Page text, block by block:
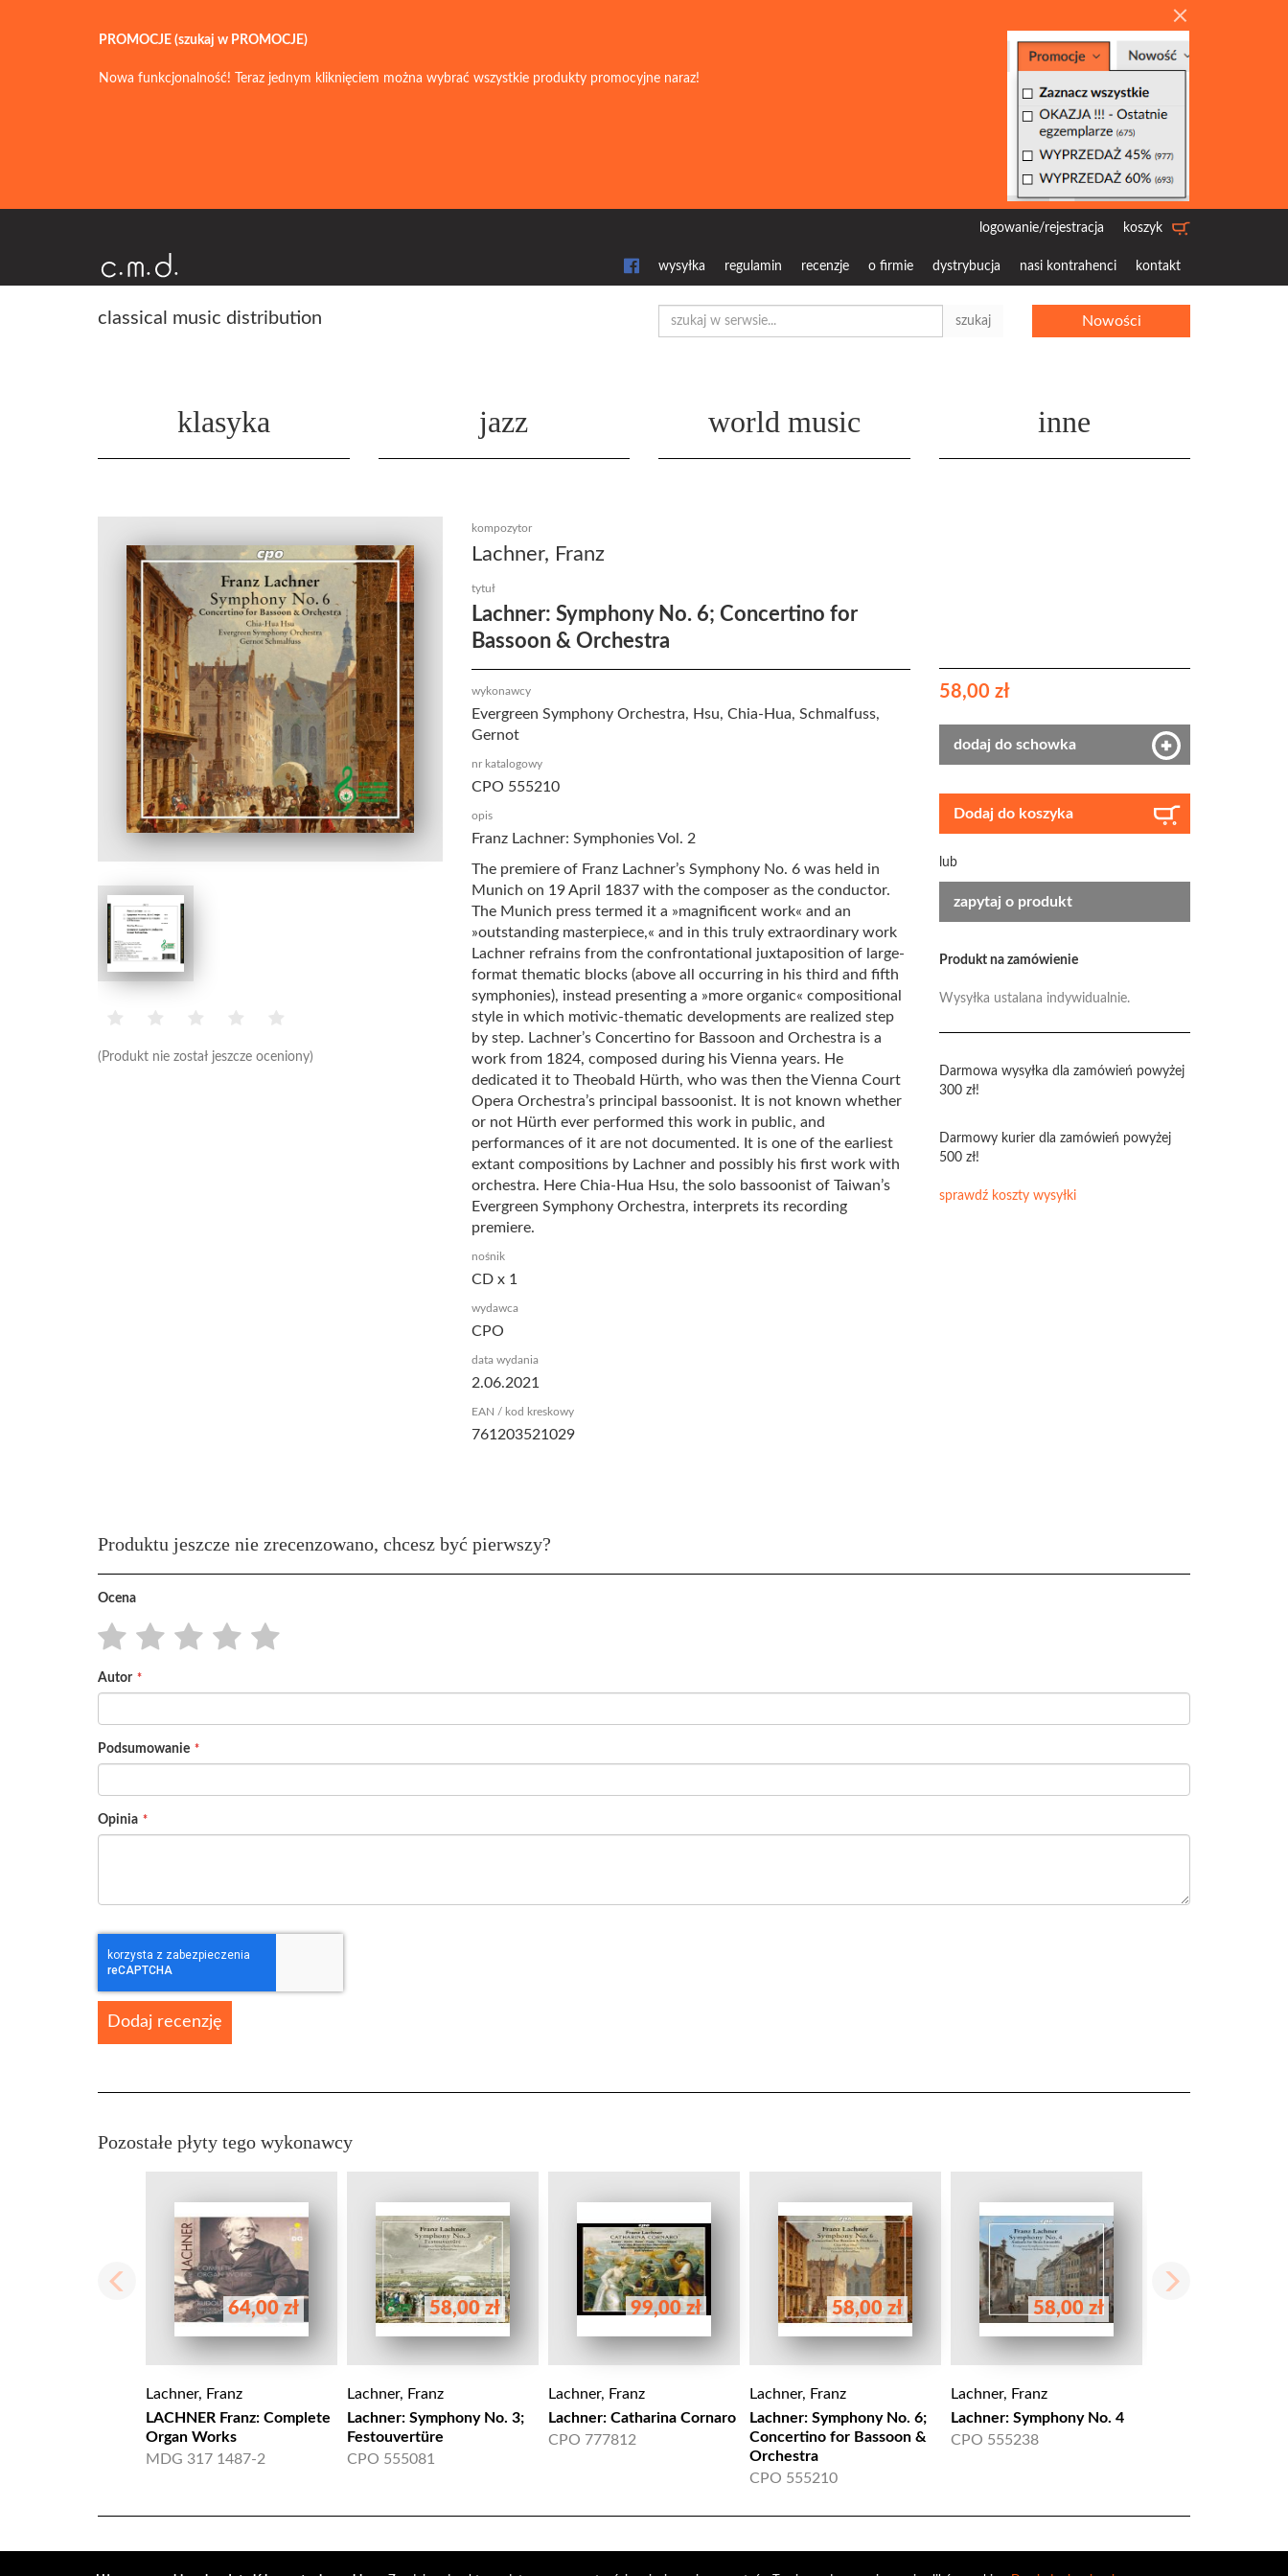
PROMOCJE (szukaj w PROMOCJE)
Nowa funkcjonalność! Teraz jednym kliknięciem można wybrać wszystkie produkty promocyjne naraz!
koszyk
logowanie/rejestracja
wysyłka regulamin recenzje o firmie dystrybucja nasi kontrahenci kontakt
classical music distribution szukaj Nowości
klasyka jazz world music inne
(Produkt nie został jeszcze oceniony)
kompozytor
Lachner, Franz
tytuł
Lachner: Symphony No. 6; Concertino for
Bassoon & Orchestra
wykonawcy
Evergreen Symphony Orchestra, Hsu, Chia-Hua, Schmalfuss,
Gernot
nr katalogowy
CPO 555210
opis
Franz Lachner: Symphonies Vol. 2
The premiere of Franz Lachner’s Symphony No. 6 was held in
Munich on 19 April 1837 with the composer as the conductor.
The Munich press termed it a »magnificent work« and an
»outstanding masterpiece,« and in this truly extraordinary work
Lachner refrains from the confrontational juxtaposition of large-
format thematic blocks (above all occurring in his third and fifth
symphonies), instead presenting a »more organic« compositional
style in which motivic-thematic developments are realized step
by step. Lachner’s Concertino for Bassoon and Orchestra is a
work from 1824, composed during his Vienna years. He
dedicated it to Theobald Hürth, who was then the Vienna Court
Opera Orchestra’s principal bassoonist. It is not known whether
or not Hürth ever performed this work in public, and
performances of it are not documented. It is one of the earliest
extant compositions by Lachner and possibly his first work with
orchestra. Here Chia-Hua Hsu, the solo bassoonist of Taiwan’s
Evergreen Symphony Orchestra, interprets its recording
premiere.
nośnik
CD x 1
wydawca
CPO
data wydania
2.06.2021
EAN / kod kreskowy
761203521029
58,00 zł
dodaj do schowka
Dodaj do koszyka
lub
zapytaj o produkt
Produkt na zamówienie
Wysyłka ustalana indywidualnie.
Darmowa wysyłka dla zamówień powyżej
300 zł!
Darmowy kurier dla zamówień powyżej
500 zł!
sprawdź koszty wysyłki
Produktu jeszcze nie zrecenzowano, chcesz być pierwszy?
Ocena
star
stars
stars
stars
stars
Autor
Podsumowanie
Opinia
Dodaj recenzję
Pozostałe płyty tego wykonawcy
64,00 zł
Lachner, Franz
LACHNER Franz: Complete
Organ Works
MDG 317 1487-2
58,00 zł
Lachner, Franz
Lachner: Symphony No. 3;
Festouvertüre
CPO 555081
99,00 zł
Lachner, Franz
Lachner: Catharina Cornaro
CPO 777812
58,00 zł
Lachner, Franz
Lachner: Symphony No. 6;
Concertino for Bassoon &
Orchestra
CPO 555210
58,00 zł
Lachner, Franz
Lachner: Symphony No. 4
CPO 555238